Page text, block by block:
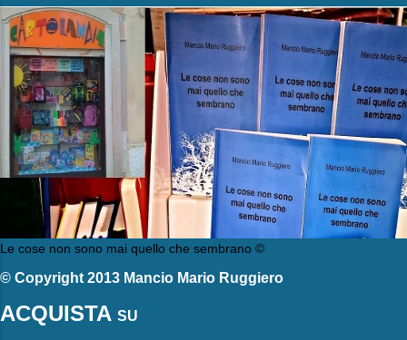
Le cose non sono mai quello che sembrano ©
© Copyright 2013 Mancio Mario Ruggiero
ACQUISTA SU